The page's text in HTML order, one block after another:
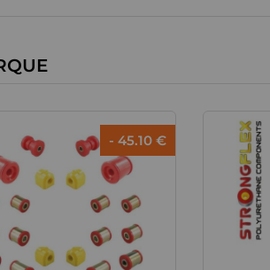
- 45.10 €